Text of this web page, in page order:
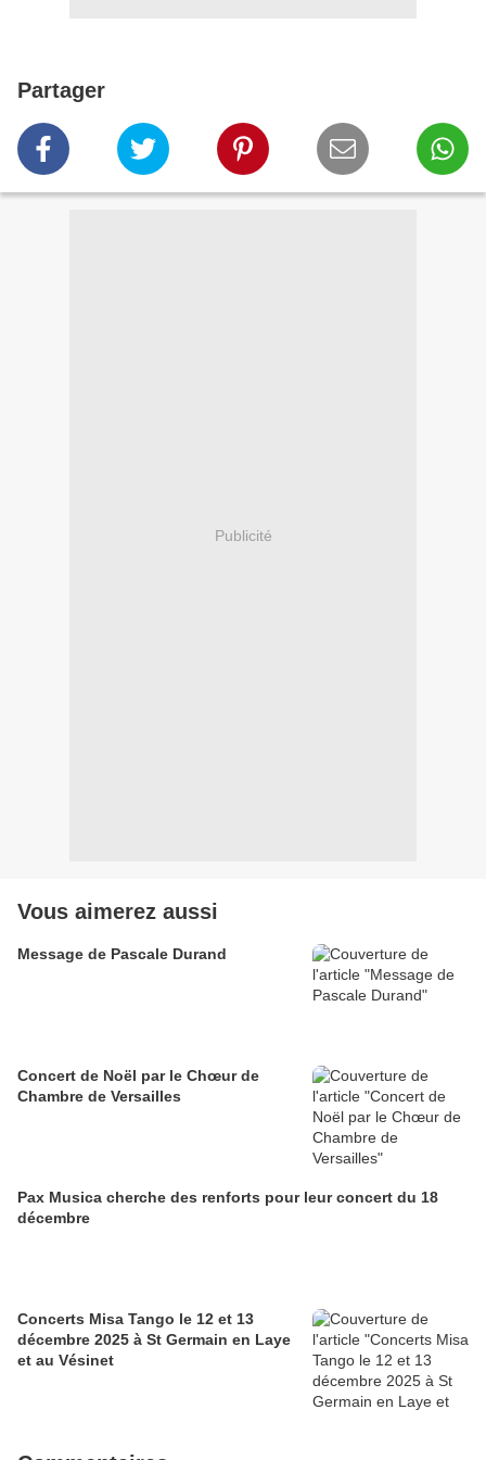
Partager
Publicité
Vous aimerez aussi
Message de Pascale Durand
Concert de Noël par le Chœur de
Chambre de Versailles
Pax Musica cherche des renforts pour leur concert du 18
décembre
Concerts Misa Tango le 12 et 13
décembre 2025 à St Germain en Laye
et au Vésinet